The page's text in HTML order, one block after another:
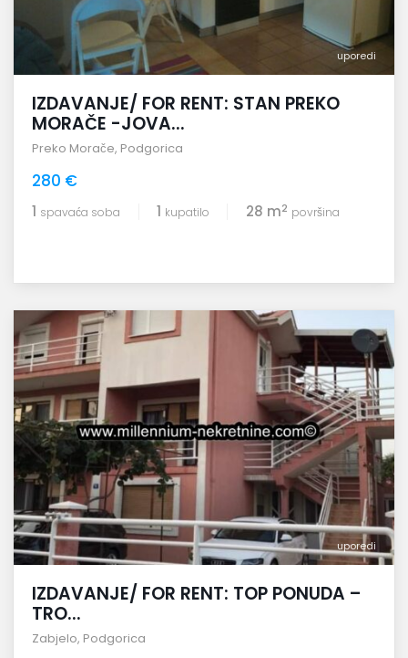
uporedi
IZDAVANJE/ FOR RENT: STAN PREKO
MORAČE -JOVA...
Preko Morače, Podgorica
280 €
1 spavaća soba 1 kupatilo 28 m2 površina
uporedi
IZDAVANJE/ FOR RENT: TOP PONUDA –
TRO...
Zabjelo, Podgorica